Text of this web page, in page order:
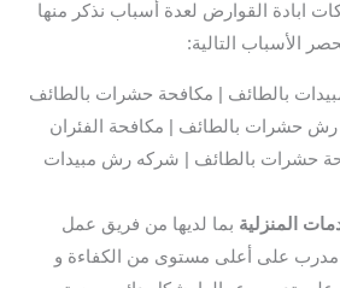
ابادة القوارض لعدة أسباب نذكر منها
الأسباب التالية:
بالطائف | مكافحة حشرات بالطائف
رش حشرات بالطائف | مكافحة الفئران
حشرات بالطائف | شركه رش مبيدات
المنزلية بما لديها من فريق عمل
مدرب على أعلى مستوى من الكفاءة و